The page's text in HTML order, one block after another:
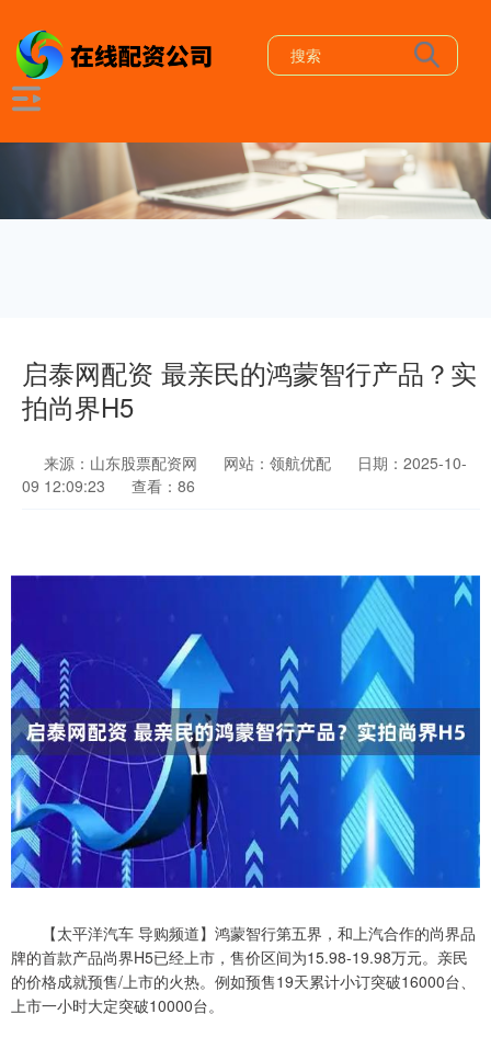
启泰网配资 最亲民的鸿蒙智行产品？实
拍尚界H5
来源：山东股票配资网 网站：领航优配
日期：2025-10-
09 12:09:23
查看：86
【太平洋汽车 导购频道】鸿蒙智行第五界，和上汽合作的尚界品
牌的首款产品尚界H5已经上市，售价区间为15.98-19.98万元。亲民
的价格成就预售/上市的火热。例如预售19天累计小订突破16000台、
上市一小时大定突破10000台。